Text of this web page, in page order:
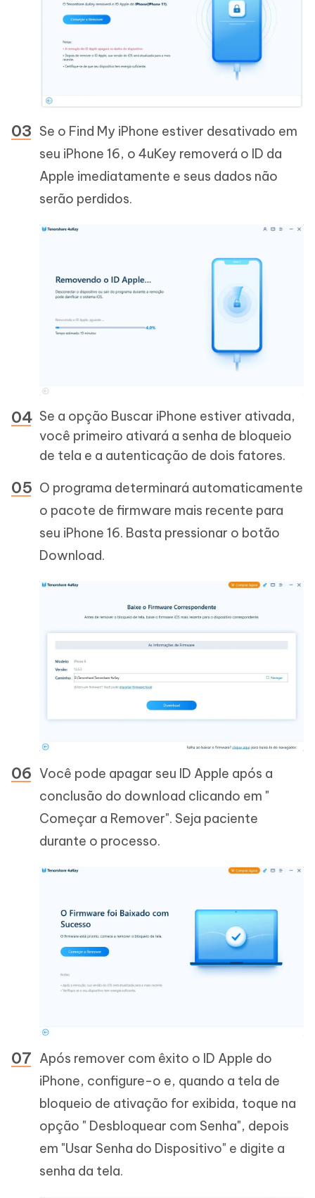
Se o Find My iPhone estiver desativado em
seu iPhone 16, o 4uKey removerá o ID da
Apple imediatamente e seus dados não
serão perdidos.
Se a opção Buscar iPhone estiver ativada,
você primeiro ativará a senha de bloqueio
de tela e a autenticação de dois fatores.
O programa determinará automaticamente
o pacote de firmware mais recente para
seu iPhone 16. Basta pressionar o botão
Download.
Você pode apagar seu ID Apple após a
conclusão do download clicando em "
Começar a Remover". Seja paciente
durante o processo.
Após remover com êxito o ID Apple do
iPhone, configure-o e, quando a tela de
bloqueio de ativação for exibida, toque na
opção " Desbloquear com Senha", depois
em "Usar Senha do Dispositivo" e digite a
senha da tela.